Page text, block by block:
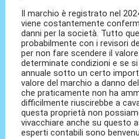
Il marchio è registrato nel
viene costantemente
danni per la società. Tutto
probabilmente con i revisori
per non fare scendere il
determinate condizioni e se
annuale sotto un certo
valore del marchio a danno
che praticamente non ha
difficilmente riuscirebbe a
questa proprietà non
vivacchiare anche su questo
esperti contabili sono